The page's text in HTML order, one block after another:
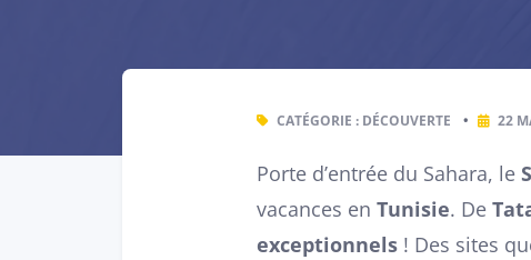
CATÉGORIE : DÉCOUVERTE • 22
Porte d’entrée du Sahara, le
vacances en Tunisie. De
exceptionnels ! Des sites